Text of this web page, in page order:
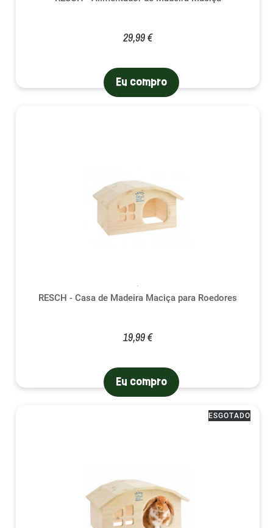
29,99 €
Eu compro
RESCH - Casa de Madeira Maciça para Roedores
19,99 €
Eu compro
ESGOTADO